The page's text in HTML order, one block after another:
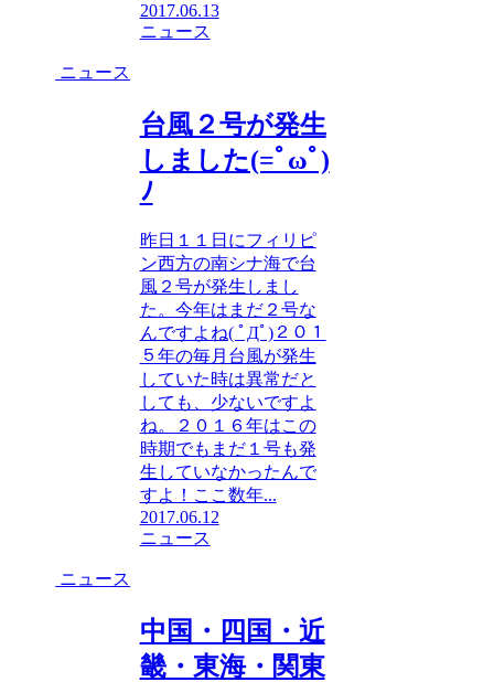
2017.06.13
ニュース
ニュース
台風２号が発生
しました(=ﾟωﾟ)
ﾉ
昨日１１日にフィリピ
ン西方の南シナ海で台
風２号が発生しまし
た。今年はまだ２号な
んですよね( ﾟДﾟ)２０１
５年の毎月台風が発生
していた時は異常だと
しても、少ないですよ
ね。２０１６年はこの
時期でもまだ１号も発
生していなかったんで
すよ！ここ数年...
2017.06.12
ニュース
ニュース
中国・四国・近
畿・東海・関東